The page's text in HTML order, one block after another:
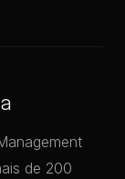
de 200